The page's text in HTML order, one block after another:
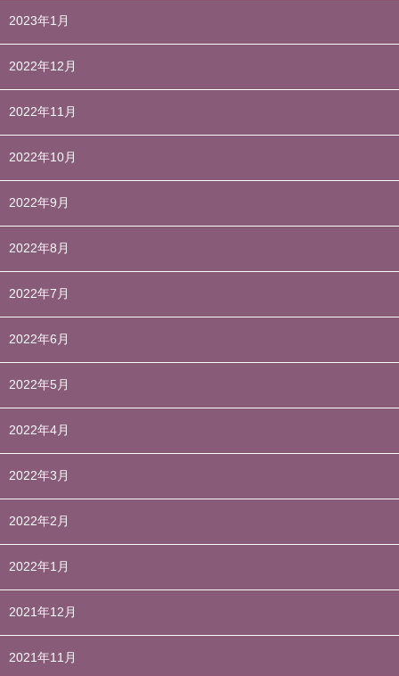
2023年1月
2022年12月
2022年11月
2022年10月
2022年9月
2022年8月
2022年7月
2022年6月
2022年5月
2022年4月
2022年3月
2022年2月
2022年1月
2021年12月
2021年11月